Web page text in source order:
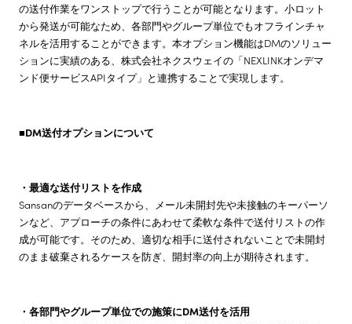
の送付作業をワンストップで行うことが可能となります。小ロット
から発送が可能なため、各部門やグループ単位でもオフラインチャ
ネルを活用することができます。本オプション機能はDMのソリュー
ションに実績のある、株式会社ネクスウェイの「NEXLINKオンデマ
ンド便サービスAPIタイプ」と連携することで実現します。
■DM送付オプションについて
・最適な送付リストを作成
Sansanのデータベースから、メール未開封先や未接触のキーパーソ
ンなど、アプローチの条件にあわせて柔軟な条件で送付リストの作
成が可能です。そのため、適切な相手に送付されないことで未開封
のまま破棄されるケースを防ぎ、開封率の向上が期待されます。
・各部門やグループ単位での施策にDM送付を活用